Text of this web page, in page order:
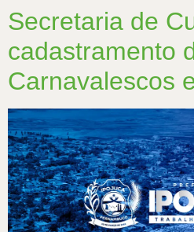
Secretaria de
cadastramento
Carnavalescos